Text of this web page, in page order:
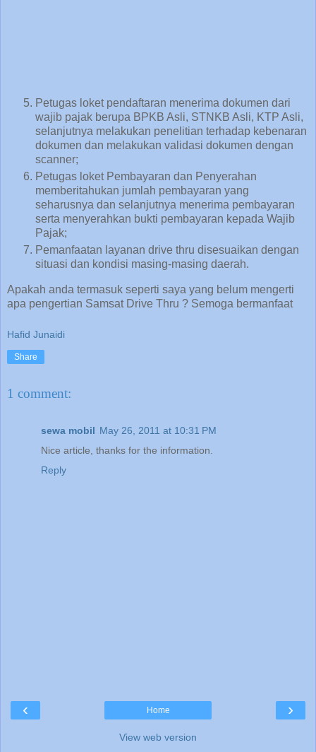
Petugas loket pendaftaran menerima dokumen dari
wajib pajak berupa BPKB Asli, STNKB Asli, KTP Asli,
selanjutnya melakukan penelitian terhadap kebenaran
dokumen dan melakukan validasi dokumen dengan
scanner;
Petugas loket Pembayaran dan Penyerahan
memberitahukan jumlah pembayaran yang
seharusnya dan selanjutnya menerima pembayaran
serta menyerahkan bukti pembayaran kepada Wajib
Pajak;
Pemanfaatan layanan drive thru disesuaikan dengan
situasi dan kondisi masing-masing daerah.
Apakah anda termasuk seperti saya yang belum mengerti
apa pengertian Samsat Drive Thru ? Semoga bermanfaat
Hafid Junaidi
Share
1 comment:
sewa mobil May 26, 2011 at 10:31 PM
Nice article, thanks for the information.
Reply
‹ ›
Home
View web version